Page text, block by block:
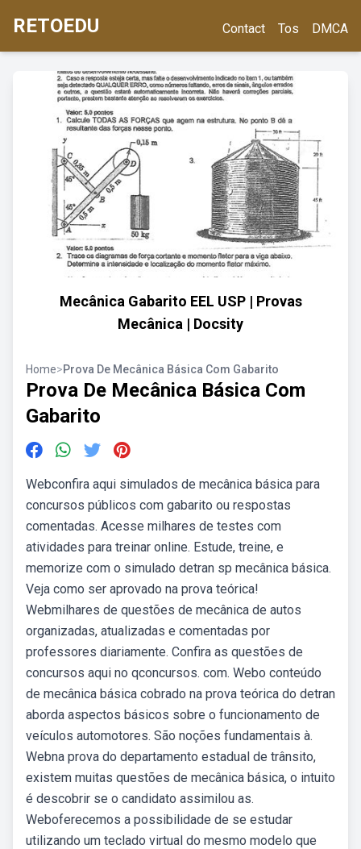
RETOEDU Contact Tos DMCA
Mecânica Gabarito EEL USP | Provas
Mecânica | Docsity
Home>Prova De Mecânica Básica Com Gabarito
Prova De Mecânica Básica Com
Gabarito
Webconfira aqui simulados de mecânica básica para
concursos públicos com gabarito ou respostas
comentadas. Acesse milhares de testes com
atividades para treinar online. Estude, treine, e
memorize com o simulado detran sp mecânica básica.
Veja como ser aprovado na prova teórica!
Webmilhares de questões de mecânica de autos
organizadas, atualizadas e comentadas por
professores diariamente. Confira as questões de
concursos aqui no qconcursos. com. Webo conteúdo
de mecânica básica cobrado na prova teórica do detran
aborda aspectos básicos sobre o funcionamento de
veículos automotores. São noções fundamentais à.
Webna prova do departamento estadual de trânsito,
existem muitas questões de mecânica básica, o intuito
é descobrir se o candidato assimilou as.
Weboferecemos a possibilidade de se estudar
utilizando um teclado virtual do mesmo modelo que